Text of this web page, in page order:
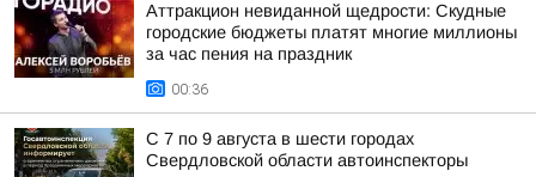
Аттракцион невиданной щедрости: Скудные
городские бюджеты платят многие миллионы
за час пения на праздник
00:36
С 7 по 9 августа в шести городах
Свердловской области автоинспекторы